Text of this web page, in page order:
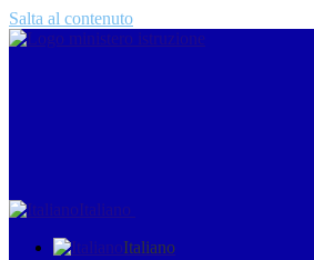
Salta al contenuto
Italiano
Italiano